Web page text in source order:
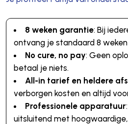
8 weken garantie: Bij
ontvang je standaard 8
No cure, no pay: Geen
betaal je niets.
All-in tarief en heldere
verborgen kosten en altijd
Professionele apparatuur
uitsluitend met